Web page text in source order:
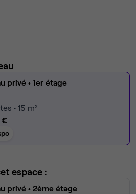
privé • 1er étage
• 15 m²
€
espace :
privé • 2ème étage